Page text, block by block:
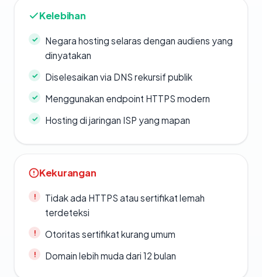
Kelebihan
Negara hosting selaras dengan audiens yang
dinyatakan
Diselesaikan via DNS rekursif publik
Menggunakan endpoint HTTPS modern
Hosting di jaringan ISP yang mapan
Kekurangan
Tidak ada HTTPS atau sertifikat lemah
terdeteksi
Otoritas sertifikat kurang umum
Domain lebih muda dari 12 bulan